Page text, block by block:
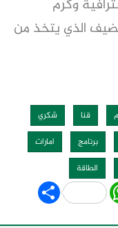
وكرم
الذي يتخذ من
قنا
شكري
برنامج
امارات
الطاقة
Share